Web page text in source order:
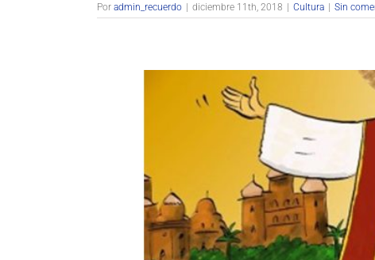
Por admin_recuerdo | diciembre 11th, 2018 | Cultura | Sin
¡Feliz Día de San
Asociación